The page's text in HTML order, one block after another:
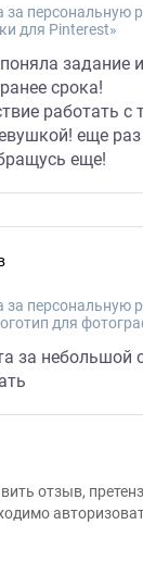
за персональную
для Pinterest»
задание
срока!
работать с
еще раз
еще!
за персональную
для
за небольшой
отзыв,